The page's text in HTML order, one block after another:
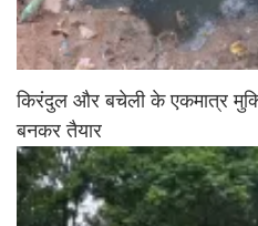
किरंदुल और बचेली के एकमात्र
बनकर तैयार